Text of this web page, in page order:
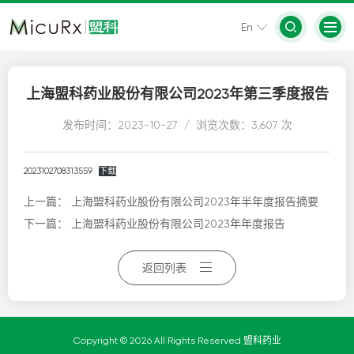
En
上海盟科药业股份有限公司2023年第三季度报告
发布时间：2023-10-27 / 浏览次数：3,607 次
2023102708313559 下载
上一篇：
上海盟科药业股份有限公司2023年半年度报告摘要
下一篇：
上海盟科药业股份有限公司2023年年度报告
返回列表
Copyright © 2026 All Rights Reserved 盟科药业